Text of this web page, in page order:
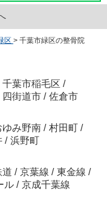
区 > 千葉市緑区の整骨院
千葉市稲毛区 /
四街道市 / 佐倉市
ゆみ野南 / 村田町 /
/ 浜野町
道 / 京葉線 / 東金線 /
ル / 京成千葉線